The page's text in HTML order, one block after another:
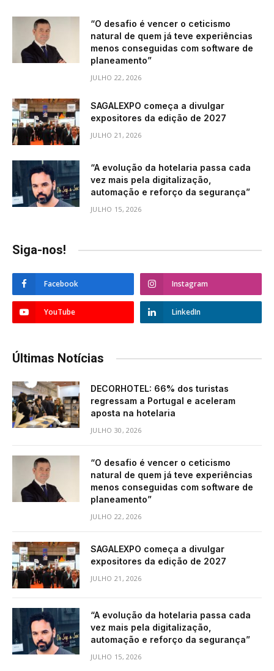
“O desafio é vencer o ceticismo
natural de quem já teve experiências
menos conseguidas com software de
planeamento”
JULHO 22, 2026
SAGALEXPO começa a divulgar
expositores da edição de 2027
JULHO 21, 2026
“A evolução da hotelaria passa cada
vez mais pela digitalização,
automação e reforço da segurança”
JULHO 15, 2026
Siga-nos!
Facebook Instagram
YouTube LinkedIn
Últimas Notícias
DECORHOTEL: 66% dos turistas
regressam a Portugal e aceleram
aposta na hotelaria
JULHO 30, 2026
“O desafio é vencer o ceticismo
natural de quem já teve experiências
menos conseguidas com software de
planeamento”
JULHO 22, 2026
SAGALEXPO começa a divulgar
expositores da edição de 2027
JULHO 21, 2026
“A evolução da hotelaria passa cada
vez mais pela digitalização,
automação e reforço da segurança”
JULHO 15, 2026